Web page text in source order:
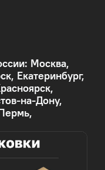
Москва,
Екатеринбург,
на-Дону,